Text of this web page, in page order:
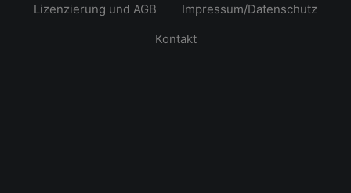
Lizenzierung und AGB
Impressum/Datenschutz
Kontakt